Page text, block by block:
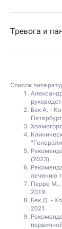
Тревога и
Список
Бек А. -
(2023).
лечению
Перре М.,
2019.
Бек Д. -
2021.